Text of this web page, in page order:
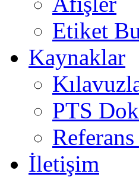
Etiket
Kaynaklar
PTS
İletişim